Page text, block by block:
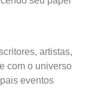
artistas,
com o universo
eventos